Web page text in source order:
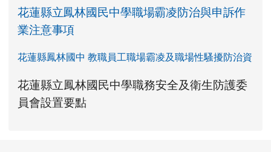
花蓮縣立鳳林國民中學職場霸凌防治與申訴作
業注意事項
花蓮縣鳳林國中 教職員工職場霸凌及職場性騷擾防治資
link to https://www.fles.hlc.edu.tw/uploads/tad_blocks/file/
花蓮縣立鳳林國民中學職務安全及衛生防護委
員會設置要點花蓮縣立鳳林國民中學職務安全及衛生防
花蓮縣立鳳林國民中學職務安全及衛生防
link to https://www.fles.hlc.edu.tw/uploads/
link to https://www.fles.hlc.edu.tw/uploads/